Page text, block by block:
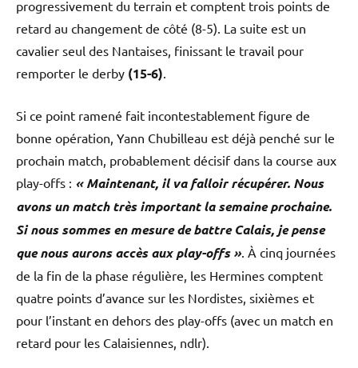
progressivement du terrain et comptent trois points de
retard au changement de côté (8-5). La suite est un
cavalier seul des Nantaises, finissant le travail pour
remporter le derby (15-6).
Si ce point ramené fait incontestablement figure de
bonne opération, Yann Chubilleau est déjà penché sur le
prochain match, probablement décisif dans la course aux
play-offs : « Maintenant, il va falloir récupérer. Nous
avons un match très important la semaine prochaine.
Si nous sommes en mesure de battre Calais, je pense
que nous aurons accès aux play-offs ». À cinq journées
de la fin de la phase régulière, les Hermines comptent
quatre points d’avance sur les Nordistes, sixièmes et
pour l’instant en dehors des play-offs (avec un match en
retard pour les Calaisiennes, ndlr).